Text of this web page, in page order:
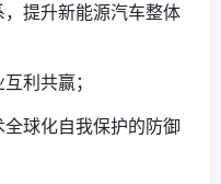
提升新能源汽车整体
利共赢；
球化自我保护的防御